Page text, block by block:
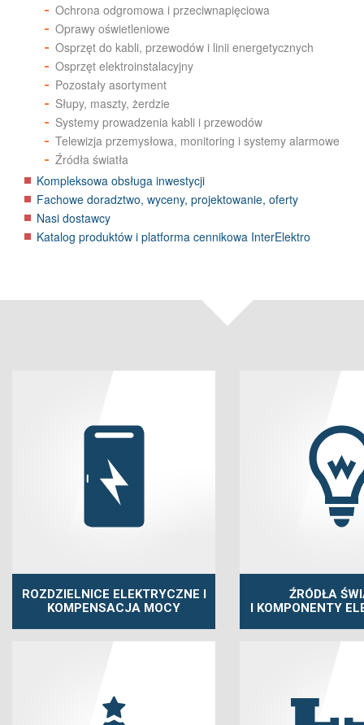
Ochrona odgromowa i przeciwnapięciowa
Oprawy oświetleniowe
Osprzęt do kabli, przewodów i linii energetycznych
Osprzęt elektroinstalacyjny
Pozostały asortyment
Słupy, maszty, żerdzie
Systemy prowadzenia kabli i przewodów
Telewizja przemysłowa, monitoring i systemy alarmowe
Źródła światła
Kompleksowa obsługa inwestycji
Fachowe doradztwo, wyceny, projektowanie, oferty
Nasi dostawcy
Katalog produktów i platforma cennikowa InterElektro
ROZDZIELNICE ELEKTRYCZNE I
KOMPENSACJA MOCY
ŹRÓDŁA
I KOMPONENTY